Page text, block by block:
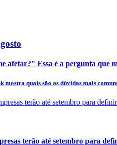
afetar?" Essa é a pergunta que
quais são as dúvidas mais
terão até setembro para